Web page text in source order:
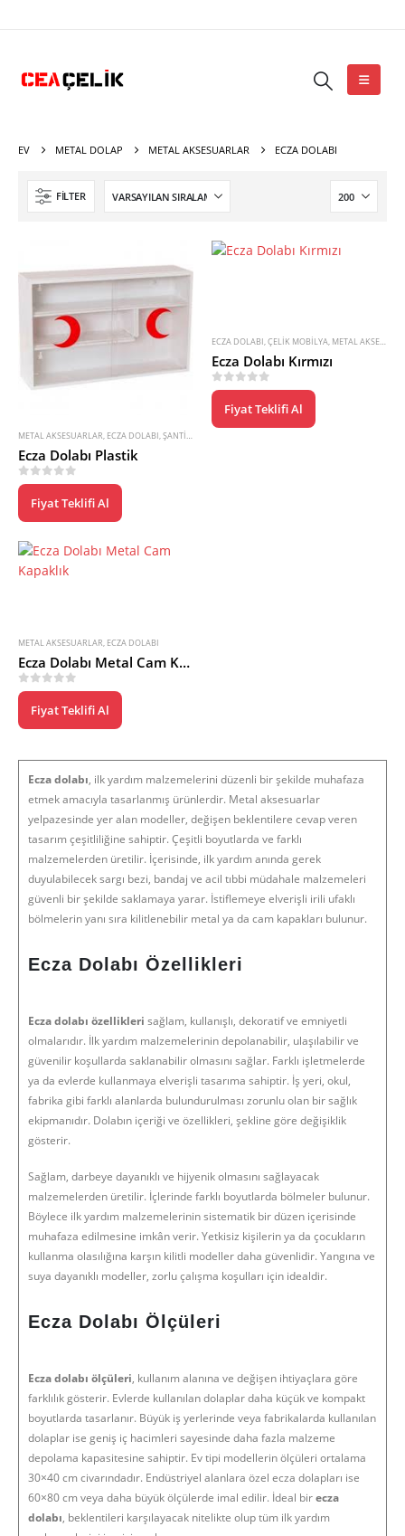
EV METAL DOLAP METAL AKSESUARLAR ECZA DOLABI
FILTER
METAL AKSESUARLAR, ECZA DOLABI,ŞANTIYE ÜRÜNLERI
Ecza Dolabı Plastik
05 üzerinden
Fiyat Teklifi Al
ECZA DOLABI,ÇELIK MOBILYA, METAL AKSESUARLAR
Ecza Dolabı Kırmızı
05 üzerinden
Fiyat Teklifi Al
METAL AKSESUARLAR, ECZA DOLABI
Ecza Dolabı Metal Cam Kapaklık
05 üzerinden
Fiyat Teklifi Al
Ecza dolabı, ilk yardım malzemelerini düzenli bir şekilde muhafaza
etmek amacıyla tasarlanmış ürünlerdir. Metal aksesuarlar
yelpazesinde yer alan modeller, değişen beklentilere cevap veren
tasarım çeşitliliğine sahiptir. Çeşitli boyutlarda ve farklı
malzemelerden üretilir. İçerisinde, ilk yardım anında gerek
duyulabilecek sargı bezi, bandaj ve acil tıbbi müdahale malzemeleri
güvenli bir şekilde saklamaya yarar. İstiflemeye elverişli irili ufaklı
bölmelerin yanı sıra kilitlenebilir metal ya da cam kapakları bulunur.
Ecza Dolabı Özellikleri
Ecza dolabı özellikleri sağlam, kullanışlı, dekoratif ve emniyetli
olmalarıdır. İlk yardım malzemelerinin depolanabilir, ulaşılabilir ve
güvenilir koşullarda saklanabilir olmasını sağlar. Farklı işletmelerde
ya da evlerde kullanmaya elverişli tasarıma sahiptir. İş yeri, okul,
fabrika gibi farklı alanlarda bulundurulması zorunlu olan bir sağlık
ekipmanıdır. Dolabın içeriği ve özellikleri, şekline göre değişiklik
gösterir.
Sağlam, darbeye dayanıklı ve hijyenik olmasını sağlayacak
malzemelerden üretilir. İçlerinde farklı boyutlarda bölmeler bulunur.
Böylece ilk yardım malzemelerinin sistematik bir düzen içerisinde
muhafaza edilmesine imkân verir. Yetkisiz kişilerin ya da çocukların
kullanma olasılığına karşın kilitli modeller daha güvenlidir. Yangına ve
suya dayanıklı modeller, zorlu çalışma koşulları için idealdir.
Ecza Dolabı Ölçüleri
Ecza dolabı ölçüleri, kullanım alanına ve değişen ihtiyaçlara göre
farklılık gösterir. Evlerde kullanılan dolaplar daha küçük ve kompakt
boyutlarda tasarlanır. Büyük iş yerlerinde veya fabrikalarda kullanılan
dolaplar ise geniş iç hacimleri sayesinde daha fazla malzeme
depolama kapasitesine sahiptir. Ev tipi modellerin ölçüleri ortalama
30×40 cm civarındadır. Endüstriyel alanlara özel ecza dolapları ise
60×80 cm veya daha büyük ölçülerde imal edilir. İdeal birecza
dolabı, beklentileri karşılayacak nitelikte olup tüm ilk yardım